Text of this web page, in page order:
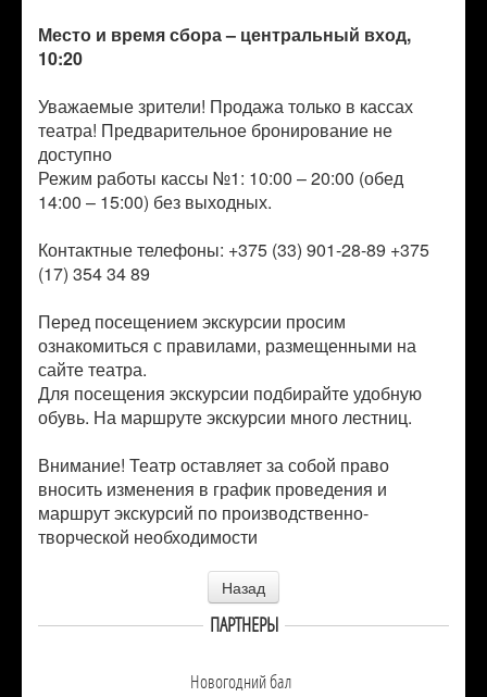
Место и время сбора – центральный вход,
10:20
Уважаемые зрители! Продажа только в кассах
театра! Предварительное бронирование не
доступно
Режим работы кассы №1: 10:00 – 20:00 (обед
14:00 – 15:00) без выходных.
Контактные телефоны: +375 (33) 901-28-89 +375
(17) 354 34 89
Перед посещением экскурсии просим
ознакомиться с правилами, размещенными на
сайте театра.
Для посещения экскурсии подбирайте удобную
обувь. На маршруте экскурсии много лестниц.
Внимание! Театр оставляет за собой право
вносить изменения в график проведения и
маршрут экскурсий по производственно-
творческой необходимости
Назад
ПАРТНЕРЫ
Новогодний бал